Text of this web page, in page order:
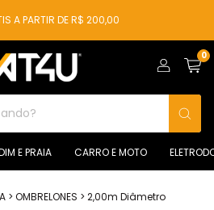
A PARTIR DE R$ 200,00
0
E PRAIA CARRO E MOTO
> OMBRELONES > 2,00m Diâmetro